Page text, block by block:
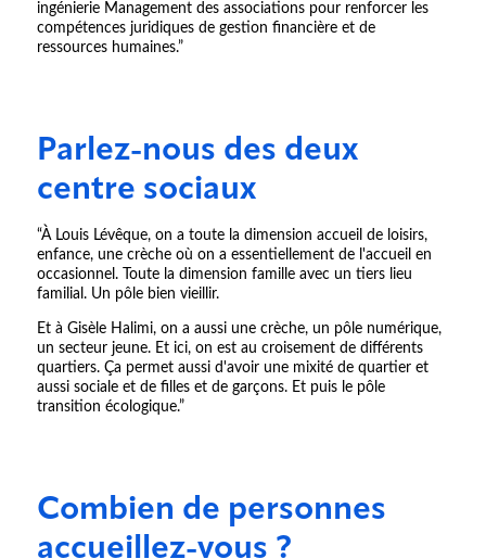
ingénierie Management des associations pour renforcer les
compétences juridiques de gestion financière et de
ressources humaines.”
Parlez-nous des deux
centre sociaux
“À Louis Lévêque, on a toute la dimension accueil de loisirs,
enfance, une crèche où on a essentiellement de l'accueil en
occasionnel. Toute la dimension famille avec un tiers lieu
familial. Un pôle bien vieillir.
Et à Gisèle Halimi, on a aussi une crèche, un pôle numérique,
un secteur jeune. Et ici, on est au croisement de différents
quartiers. Ça permet aussi d'avoir une mixité de quartier et
aussi sociale et de filles et de garçons. Et puis le pôle
transition écologique.”
Combien de personnes
accueillez-vous ?